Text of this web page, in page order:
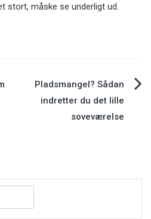
stort, måske se underligt ud.
Pladsmangel? Sådan
indretter du det lille
soveværelse